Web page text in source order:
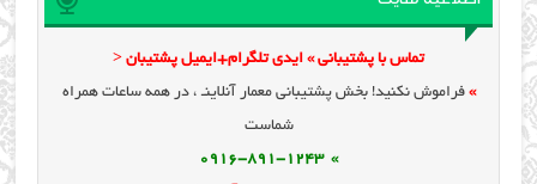
تماس با پشتیبانی » ایدی تلگرام+ایمیل پشتیبان <
» فراموش نکنید! بخش پشتیبانی معمار آنلاینـ ، در همه ساعات همراه
شماست
» 0916-891-1243